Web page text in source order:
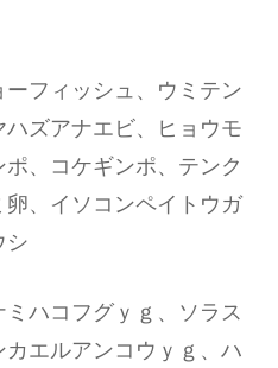
フィッシュ、ウミテン
ズアナエビ、ヒョウモ
、コケギンポ、テンク
、イソコンペイトウガ
シ
ハコフグｙｇ、ソラス
エルアンコウｙｇ、ハ